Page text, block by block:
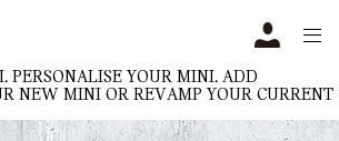
PERSONALISE YOUR MINI. ADD
NEW MINI OR REVAMP YOUR CURRENT